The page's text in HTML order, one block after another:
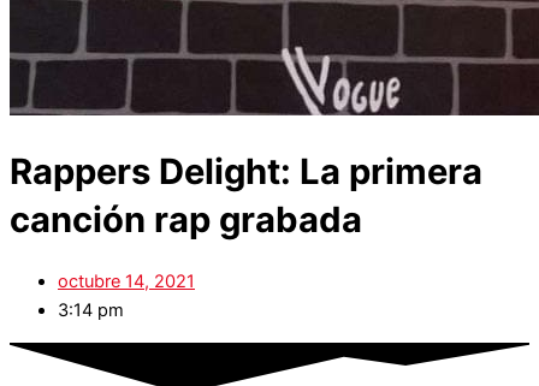
Rappers Delight: La primera
canción rap grabada
octubre 14, 2021
3:14 pm